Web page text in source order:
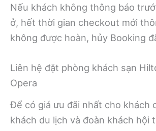
Nếu khách không thông báo
ở, hết thời gian checkout mới
không được hoàn, hủy Booking
Liên hệ đặt phòng khách sạn
Opera
Để có giá ưu đãi nhất cho khách
khách du lịch và đoàn khách hội